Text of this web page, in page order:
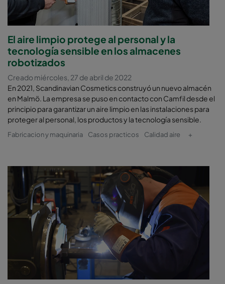
El aire limpio protege al personal y la
tecnología sensible en los almacenes
robotizados
Creado miércoles, 27 de abril de 2022
En 2021, Scandinavian Cosmetics construyó un nuevo almacén
en Malmö. La empresa se puso en contacto con Camfil desde el
principio para garantizar un aire limpio en las instalaciones para
proteger al personal, los productos y la tecnología sensible.
Fabricacion y maquinaria Casos practicos Calidad aire +